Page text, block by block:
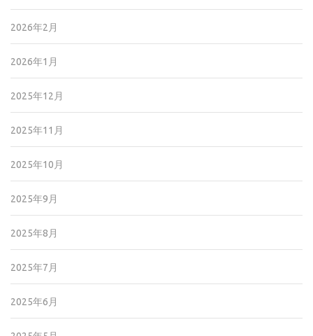
2026年2月
2026年1月
2025年12月
2025年11月
2025年10月
2025年9月
2025年8月
2025年7月
2025年6月